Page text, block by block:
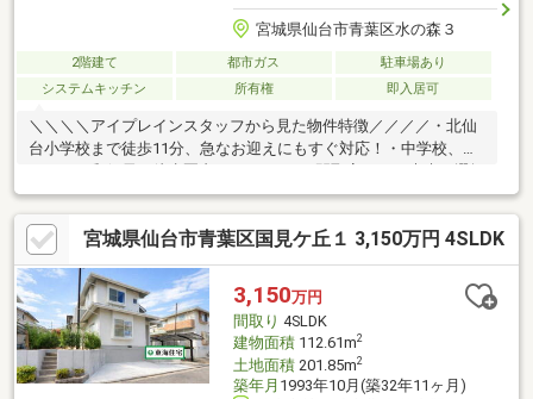
宮城県仙台市青葉区水の森３
2階建て 都市ガス
駐車場あり
システムキッチン
所有権 即入居可
＼＼＼＼アイプレインスタッフから見た物件特徴／／／／・北仙
台小学校まで徒歩11分、急なお迎えにもすぐ対応！・中学校、ス
肢まで広がる家。・19帖の大きなリビング。ソファーやダイニン
グセットを置いても圧迫感なし！i-Plainには、住まいに関わる専
門家が在籍しております。自社に在籍しております資格を持つ専
門家が、お家の話、デザイン・オプションの話、購入までの手続
きやお金の話、購入後の保険の話、補助金の話を丁寧にお伝え致
します。「購入まで」だけではなく「購入後のサポート」のお付
き合いも大切にしております！
宮城県仙台市青葉区国見ケ丘１ 3,150万円 4SLDK
3,150万円
間取り 4SLDK
建物面積112.61m2
土地面積201.85m2
築年月 1993年10月(築32年11ヶ月)